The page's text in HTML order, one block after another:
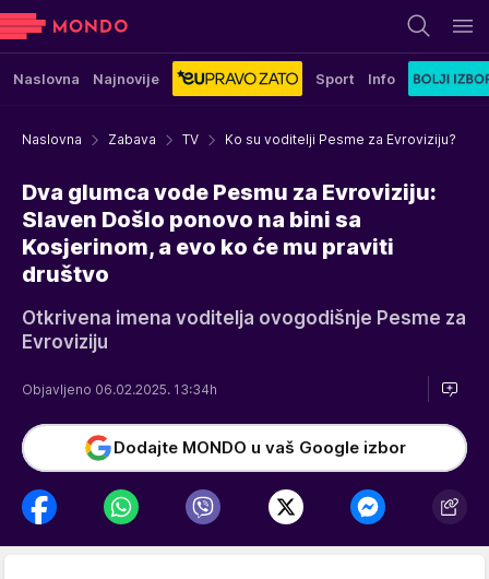
Naslovna Najnovije Sport Info
Naslovna Zabava TV Ko su voditelji Pesme za Evroviziju?
Dva glumca vode Pesmu za Evroviziju:
Slaven Došlo ponovo na bini sa
Kosjerinom, a evo ko će mu praviti
društvo
Otkrivena imena voditelja ovogodišnje Pesme za
Evroviziju
Objavljeno 06.02.2025. 13:34h
Dodajte MONDO u vaš Google izbor